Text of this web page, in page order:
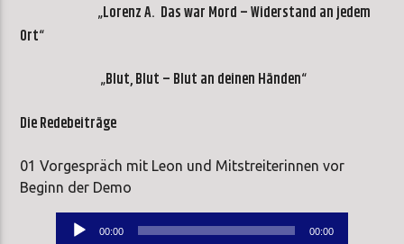
„Lorenz A. Das war Mord – Widerstand an jedem
Ort“
„Blut, Blut – Blut an deinen Händen“
Die Redebeiträge
01 Vorgespräch mit Leon und Mitstreiterinnen vor
Beginn der Demo
Audio-
00:00 00:00